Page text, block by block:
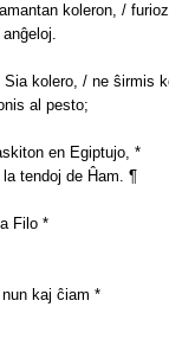
koleron, /
Sia kolero, / ne ŝirmis
al pesto;
en Egiptujo, *
tendoj de Ĥam. ¶
Filo *
kaj ĉiam *